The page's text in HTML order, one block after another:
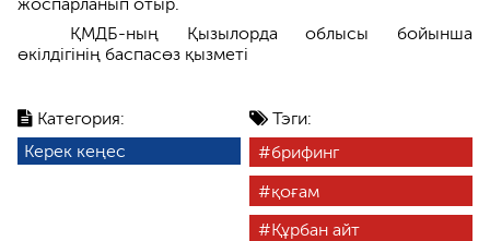
Категория:
Керек кеңес
Тэги:
брифинг
қоғам
Құрбан айт
ҚМДБ-ның Қызылорда облысы бойынша
өкілдігінің баспасөз қызметі